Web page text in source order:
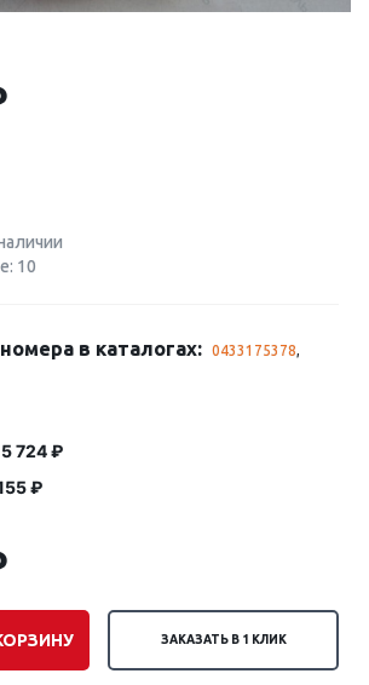
10
в каталогах: 0433175378,
5 724 ₽
₽
ЗАКАЗАТЬ В 1 КЛИК